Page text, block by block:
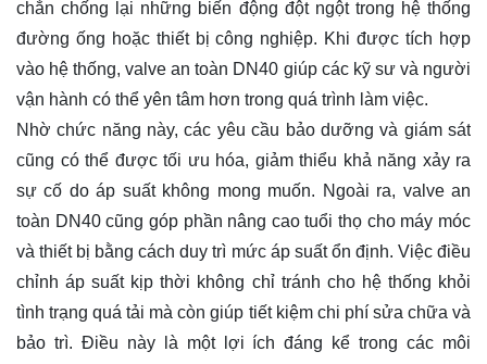
chắn chống lại những biến động đột ngột trong hệ thống
đường ống hoặc thiết bị công nghiệp. Khi được tích hợp
vào hệ thống, valve an toàn DN40 giúp các kỹ sư và người
vận hành có thể yên tâm hơn trong quá trình làm việc.
Nhờ chức năng này, các yêu cầu bảo dưỡng và giám sát
cũng có thể được tối ưu hóa, giảm thiểu khả năng xảy ra
sự cố do áp suất không mong muốn. Ngoài ra, valve an
toàn DN40 cũng góp phần nâng cao tuổi thọ cho máy móc
và thiết bị bằng cách duy trì mức áp suất ổn định. Việc điều
chỉnh áp suất kịp thời không chỉ tránh cho hệ thống khỏi
tình trạng quá tải mà còn giúp tiết kiệm chi phí sửa chữa và
bảo trì. Điều này là một lợi ích đáng kể trong các môi